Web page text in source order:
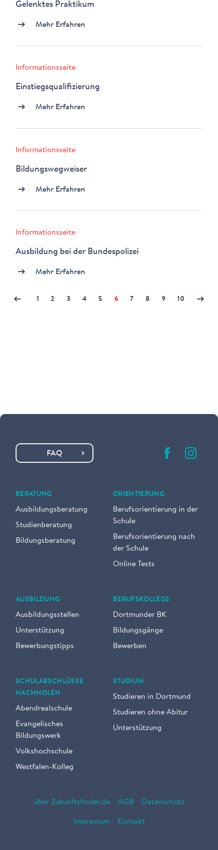
Gelenktes Praktikum
Mehr Erfahren
Informationsseite
Einstiegsqualifizierung
Mehr Erfahren
Informationsseite
Bildungswegweiser
Mehr Erfahren
Informationsseite
Ausbildung bei der Bundespolizei
Mehr Erfahren
1 2 3 4 5 6 7 8 9 10
FAQ
BERATUNG
Ausbildungsberatung
Studienberatung
Bildungsberatung
ORIENTIERUNG
Berufsorientierung in der
Schule
Berufsorientierung nach
der Schule
Online Tests
AUSBILDUNG
Ausbildungsstellen
Unterstützung
Bewerbungstipps
BERUFSKOLLEGS
Dortmunder BK
Bildungsgänge
Bewerben
SCHULABSCHLÜSSE
NACHHOLEN
Abendrealschule
Evangelisches
Bildungswerk
Volkshochschule
Westfalen-Kolleg
STUDIUM
Studieren in Dortmund
Studieren ohne Abitur
Unterstützung
über Zukunftsfinder.de AGB Datenschutz
Impressum Kontakt